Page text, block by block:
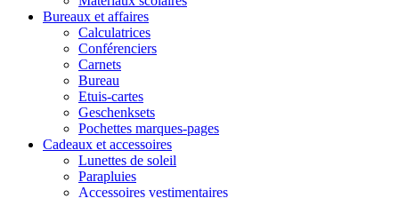
Bureaux et affaires
Calculatrices
Conférenciers
Carnets
Bureau
Etuis-cartes
Geschenksets
Pochettes marques-pages
Cadeaux et accessoires
Lunettes de soleil
Parapluies
Accessoires vestimentaires